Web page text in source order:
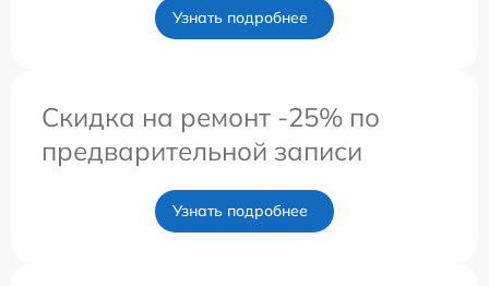
Узнать подробнее
Скидка на ремонт -25% по
предварительной записи
Узнать подробнее